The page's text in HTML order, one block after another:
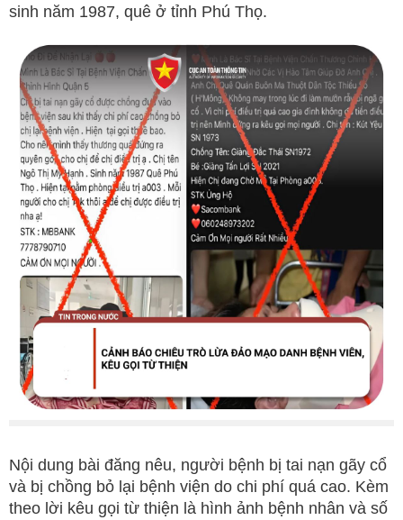
sinh năm 1987, quê ở tỉnh Phú Thọ.
Nội dung bài đăng nêu, người bệnh bị tai nạn gãy cổ
và bị chồng bỏ lại bệnh viện do chi phí quá cao. Kèm
theo lời kêu gọi từ thiện là hình ảnh bệnh nhân và số